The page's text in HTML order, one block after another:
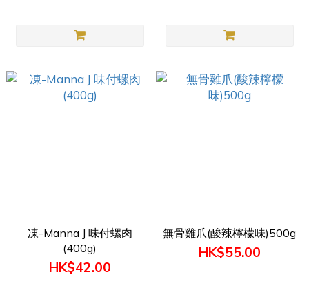
凍-Manna J 味付螺肉
(400g)
HK$42.00
無骨雞爪(酸辣檸檬味)500g
HK$55.00